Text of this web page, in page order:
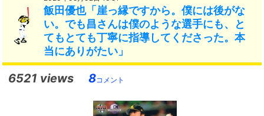
飯田優也「崖っ縁ですから。僕には後がな
い。でも昌さんは僕のような選手にも、と
てもとても丁寧に指導してくださった。本
当にありがたい」
6521 views 8コメント